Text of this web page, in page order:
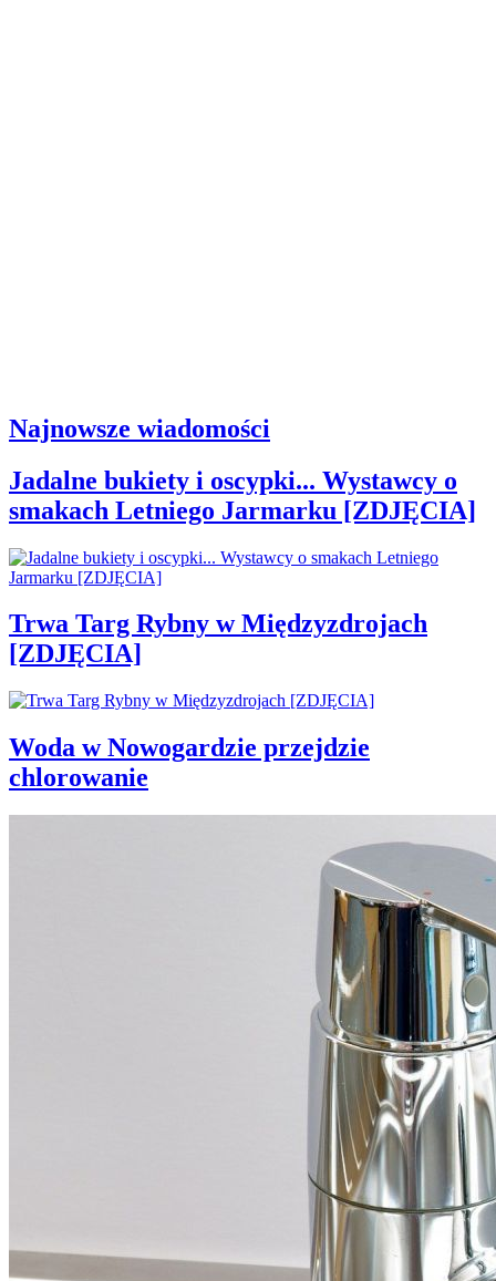
Najnowsze wiadomości
Jadalne bukiety i oscypki... Wystawcy o
smakach Letniego Jarmarku [ZDJĘCIA]
Trwa Targ Rybny w Międzyzdrojach
[ZDJĘCIA]
Woda w Nowogardzie przejdzie
chlorowanie